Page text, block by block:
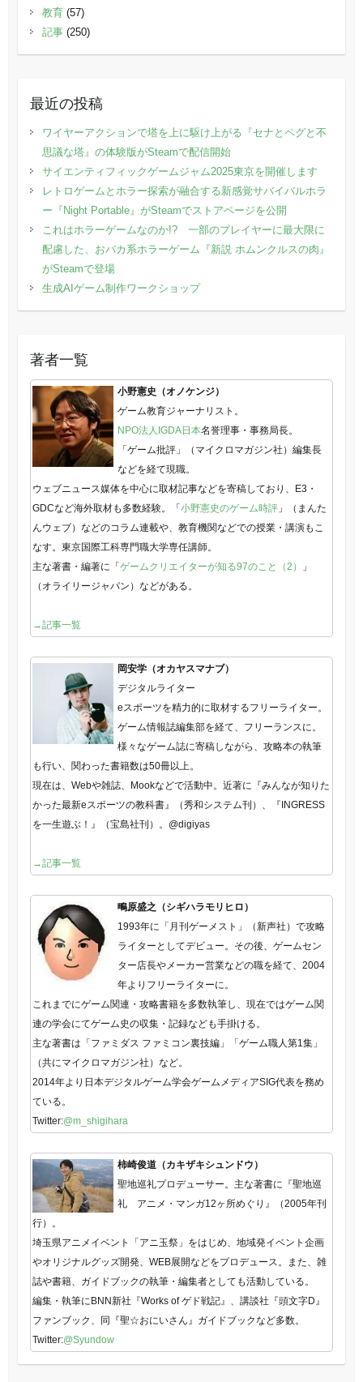
教育(57)
記事(250)
最近の投稿
ワイヤーアクションで塔を上に駆け上がる『セナとペグと不
思議な塔』の体験版がSteamで配信開始
サイエンティフィックゲームジャム2025東京を開催します
レトロゲームとホラー探索が融合する新感覚サバイバルホラ
ー『Night Portable』がSteamでストアページを公開
これはホラーゲームなのか!? 一部のプレイヤーに最大限に
配慮した、おバカ系ホラーゲーム『新説 ホムンクルスの肉』
がSteamで登場
生成AIゲーム制作ワークショップ
著者一覧
小野憲史（オノケンジ）
ゲーム教育ジャーナリスト。
NPO法人IGDA日本名誉理事・事務局長。
「ゲーム批評」（マイクロマガジン社）編集長
などを経て現職。
ウェブニュース媒体を中心に取材記事などを寄稿しており、E3・
GDCなど海外取材も多数経験。「小野憲史のゲーム時評」（まんた
んウェブ）などのコラム連載や、教育機関などでの授業・講演もこ
なす。東京国際工科専門職大学専任講師。
主な著書・編著に「ゲームクリエイターが知る97のこと（2）
」
（オライリージャパン）などがある。
→記事一覧
岡安学（オカヤスマナブ）
デジタルライター
eスポーツを精力的に取材するフリーライター。
ゲーム情報誌編集部を経て、フリーランスに。
様々なゲーム誌に寄稿しながら、攻略本の執筆
も行い、関わった書籍数は50冊以上。
現在は、Webや雑誌、Mookなどで活動中。近著に『みんなが知りた
かった最新eスポーツの教科書』（秀和システム刊）、『INGRESS
を一生遊ぶ！』（宝島社刊）。@digiyas
→記事一覧
鴫原盛之（シギハラモリヒロ）
1993年に「月刊ゲーメスト」（新声社）で攻略
ライターとしてデビュー。その後、ゲームセン
ター店長やメーカー営業などの職を経て、2004
年よりフリーライターに。
これまでにゲーム関連・攻略書籍を多数執筆し、現在ではゲーム関
連の学会にてゲーム史の収集・記録なども手掛ける。
主な著書は「ファミダス ファミコン裏技編」「ゲーム職人第1集」
（共にマイクロマガジン社）など。
2014年より日本デジタルゲーム学会ゲームメディアSIG代表を務め
ている。
Twitter:@m_shigihara
柿崎俊道（カキザキシュンドウ）
聖地巡礼プロデューサー。主な著書に『聖地巡
礼 アニメ・マンガ12ヶ所めぐり』（2005年刊
行）。
埼玉県アニメイベント「アニ玉祭」をはじめ、地域発イベント企画
やオリジナルグッズ開発、WEB展開などをプロデュース。また、雑
誌や書籍、ガイドブックの執筆・編集者としても活動している。
編集・執筆にBNN新社『Works of ゲド戦記』、講談社『頭文字D』
ファンブック、同『聖☆おにいさん』ガイドブックなど多数。
Twitter:@Syundow